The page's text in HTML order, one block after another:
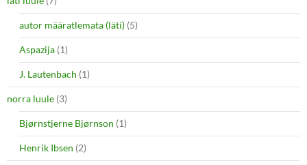
autor määratlemata (läti) (5)
Aspazija (1)
J. Lautenbach (1)
norra luule (3)
Bjørnstjerne Bjørnson (1)
Henrik Ibsen (2)